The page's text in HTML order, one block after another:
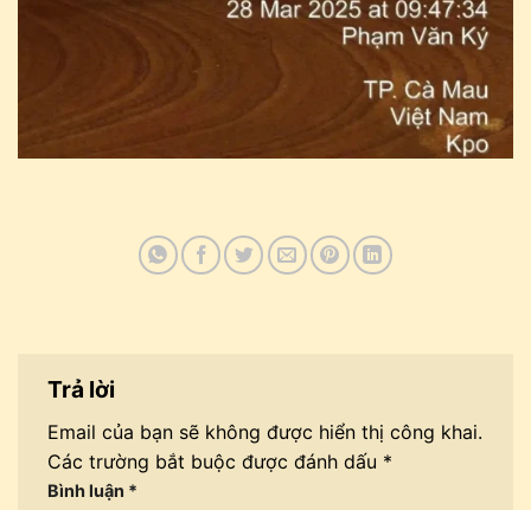
Trả lời
Email của bạn sẽ không được hiển thị công khai.
Các trường bắt buộc được đánh dấu *
Bình luận *